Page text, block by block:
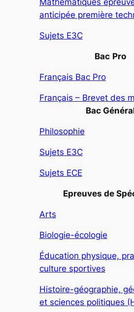
Mathématiques
anticipée première
Sujets E3C
Bac Pro
Français Bac Pro
Français – Brevet des
Bac
Philosophie
Sujets E3C
Sujets ECE
Epreuves de
Arts
Biologie-écologie
Éducation physique,
culture sportives
Histoire-géographie,
et sciences politiques